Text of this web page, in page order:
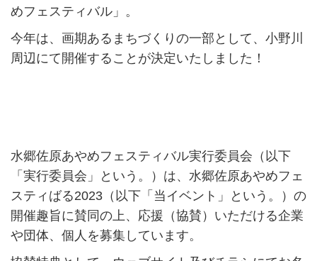
めフェスティバル」。
今年は、画期あるまちづくりの一部として、小野川
周辺にて開催することが決定いたしました！
水郷佐原あやめフェスティバル実行委員会（以下
「実行委員会」という。）は、水郷佐原あやめフェ
スティばる2023（以下「当イベント」という。）の
開催趣旨に賛同の上、応援（協賛）いただける企業
や団体、個人を募集しています。